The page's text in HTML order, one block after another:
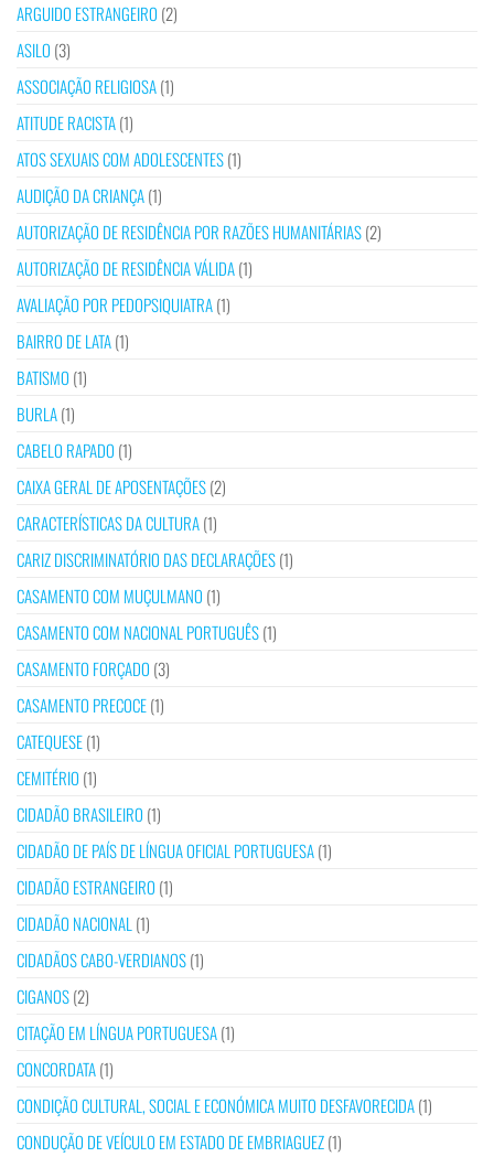
ARGUIDO ESTRANGEIRO (2)
ASILO (3)
ASSOCIAÇÃO RELIGIOSA(1)
ATITUDE RACISTA(1)
ATOS SEXUAIS COM ADOLESCENTES(1)
AUDIÇÃO DA CRIANÇA(1)
AUTORIZAÇÃO DE RESIDÊNCIA POR RAZÕES HUMANITÁRIAS(2)
AUTORIZAÇÃO DE RESIDÊNCIA VÁLIDA(1)
AVALIAÇÃO POR PEDOPSIQUIATRA(1)
BAIRRO DE LATA(1)
BATISMO (1)
BURLA(1)
CABELO RAPADO (1)
CAIXA GERAL DE APOSENTAÇÕES(2)
CARACTERÍSTICAS DA CULTURA(1)
CARIZ DISCRIMINATÓRIO DAS DECLARAÇÕES(1)
CASAMENTO COM MUÇULMANO (1)
CASAMENTO COM NACIONAL PORTUGUÊS(1)
CASAMENTO FORÇADO (3)
CASAMENTO PRECOCE(1)
CATEQUESE(1)
CEMITÉRIO (1)
CIDADÃO BRASILEIRO (1)
CIDADÃO DE PAÍS DE LÍNGUA OFICIAL PORTUGUESA(1)
CIDADÃO ESTRANGEIRO (1)
CIDADÃO NACIONAL (1)
CIDADÃOS CABO-VERDIANOS(1)
CIGANOS(2)
CITAÇÃO EM LÍNGUA PORTUGUESA(1)
CONCORDATA(1)
CONDIÇÃO CULTURAL, SOCIAL E ECONÓMICA MUITO DESFAVORECIDA(1)
CONDUÇÃO DE VEÍCULO EM ESTADO DE EMBRIAGUEZ(1)